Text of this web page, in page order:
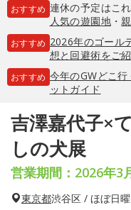
おすすめ 連休の予定はこ
人気の遊園地・
おすすめ 2026年のゴール
想と回避術をご
おすすめ 今年のGWどこ
ットガイド
吉澤嘉代子×
しの犬展
営業期間：2026年3
東京都渋谷区 / ほぼ日